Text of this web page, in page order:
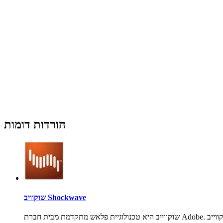
הורדות דומות
שוקוויב Shockwave